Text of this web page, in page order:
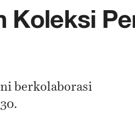
Koleksi
berkolaborasi